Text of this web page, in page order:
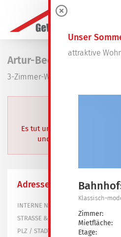
Artur-Becker-Ring 15
3-Zimmer-Wohnung in
Es tut uns leid. Dieses Objekt
und steht aktuell nicht
Adresse
INTERNE NR.
STRASSE & HAUS-NR.
PLZ / STADT
Unser
attraktive
Klassisch-
Zimmer:
Mietfläche:
Etage: